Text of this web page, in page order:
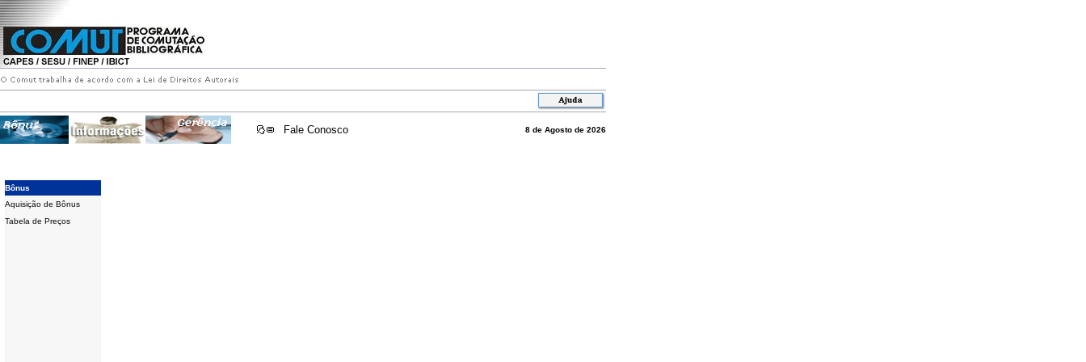
Fale Conosco 8 de Agosto de 2026
Bônus
Aquisição de Bônus
Tabela de Preços